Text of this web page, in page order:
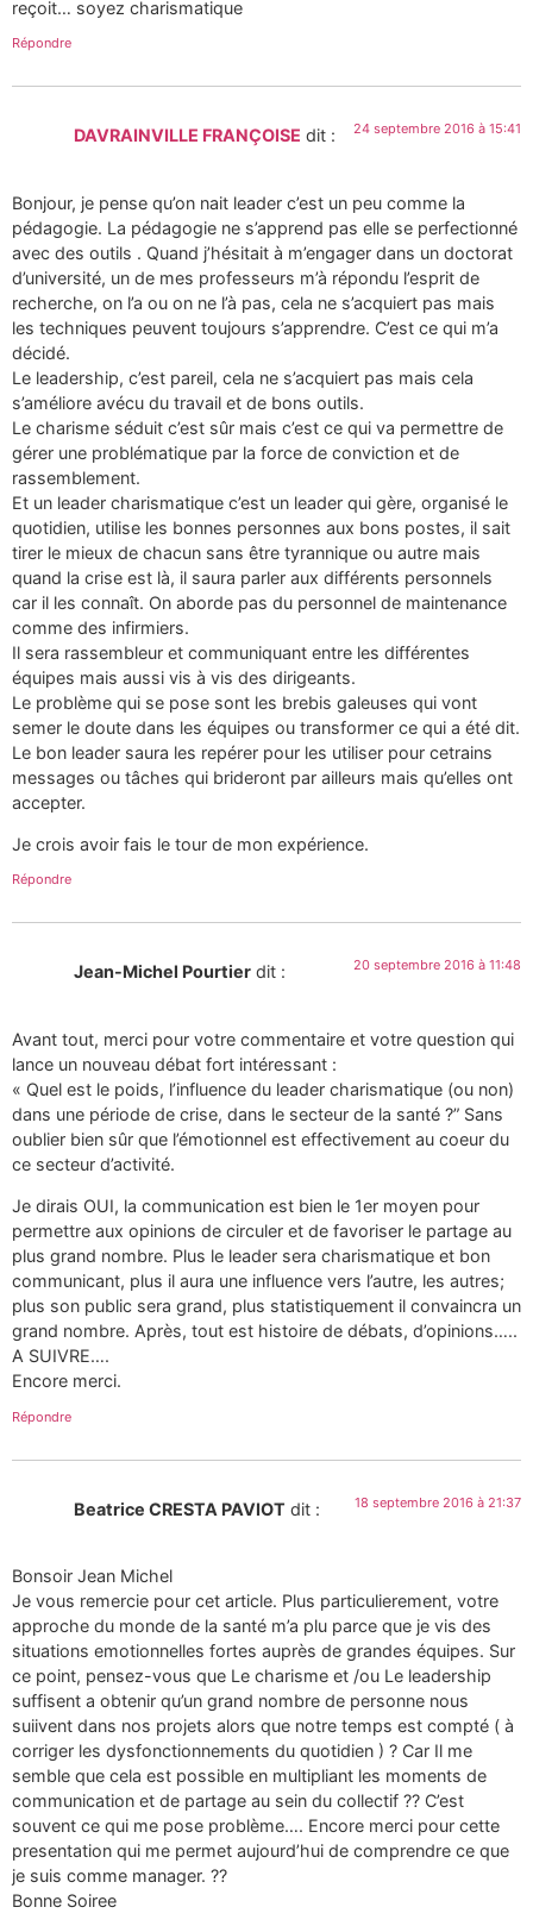
reçoit… soyez charismatique
Répondre
DAVRAINVILLE FRANÇOISE dit : 24 septembre 2016 à 15:41
Bonjour, je pense qu’on nait leader c’est un peu comme la
pédagogie. La pédagogie ne s’apprend pas elle se perfectionné
avec des outils . Quand j’hésitait à m’engager dans un doctorat
d’université, un de mes professeurs m’à répondu l’esprit de
recherche, on l’a ou on ne l’à pas, cela ne s’acquiert pas mais
les techniques peuvent toujours s’apprendre. C’est ce qui m’a
décidé.
Le leadership, c’est pareil, cela ne s’acquiert pas mais cela
s’améliore avécu du travail et de bons outils.
Le charisme séduit c’est sûr mais c’est ce qui va permettre de
gérer une problématique par la force de conviction et de
rassemblement.
Et un leader charismatique c’est un leader qui gère, organisé le
quotidien, utilise les bonnes personnes aux bons postes, il sait
tirer le mieux de chacun sans être tyrannique ou autre mais
quand la crise est là, il saura parler aux différents personnels
car il les connaît. On aborde pas du personnel de maintenance
comme des infirmiers.
Il sera rassembleur et communiquant entre les différentes
équipes mais aussi vis à vis des dirigeants.
Le problème qui se pose sont les brebis galeuses qui vont
semer le doute dans les équipes ou transformer ce qui a été dit.
Le bon leader saura les repérer pour les utiliser pour cetrains
messages ou tâches qui brideront par ailleurs mais qu’elles ont
accepter.
Je crois avoir fais le tour de mon expérience.
Répondre
Jean-Michel Pourtier dit : 20 septembre 2016 à 11:48
Avant tout, merci pour votre commentaire et votre question qui
lance un nouveau débat fort intéressant :
« Quel est le poids, l’influence du leader charismatique (ou non)
dans une période de crise, dans le secteur de la santé ?” Sans
oublier bien sûr que l’émotionnel est effectivement au coeur du
ce secteur d’activité.
Je dirais OUI, la communication est bien le 1er moyen pour
permettre aux opinions de circuler et de favoriser le partage au
plus grand nombre. Plus le leader sera charismatique et bon
communicant, plus il aura une influence vers l’autre, les autres;
plus son public sera grand, plus statistiquement il convaincra un
grand nombre. Après, tout est histoire de débats, d’opinions…..
A SUIVRE….
Encore merci.
Répondre
Beatrice CRESTA PAVIOT dit : 18 septembre 2016 à 21:37
Bonsoir Jean Michel
Je vous remercie pour cet article. Plus particulierement, votre
approche du monde de la santé m’a plu parce que je vis des
situations emotionnelles fortes auprès de grandes équipes. Sur
ce point, pensez-vous que Le charisme et /ou Le leadership
suffisent a obtenir qu’un grand nombre de personne nous
suiivent dans nos projets alors que notre temps est compté ( à
corriger les dysfonctionnements du quotidien ) ? Car Il me
semble que cela est possible en multipliant les moments de
communication et de partage au sein du collectif ?? C’est
souvent ce qui me pose problème…. Encore merci pour cette
presentation qui me permet aujourd’hui de comprendre ce que
je suis comme manager. ??
Bonne Soiree